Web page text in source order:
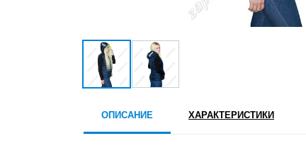
ОПИСАНИЕ ХАРАКТЕРИСТИКИ